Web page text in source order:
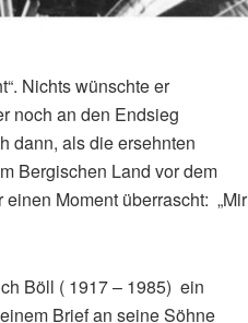
Nichts wünschte er
noch an den Endsieg
dann, als die ersehnten
Bergischen Land vor dem
Moment überrascht: „Mir
Böll ( 1917 – 1985) ein
Brief an seine Söhne